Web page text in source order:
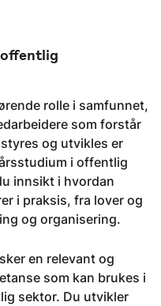
rolle i samfunnet,
som forstår
og utvikles er
i offentlig
innsikt i hvordan
i praksis, fra lover og
og organisering.
en relevant og
som kan brukes i
sektor. Du utvikler